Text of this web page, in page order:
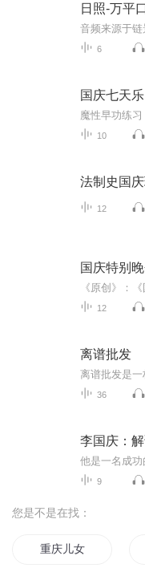
日照-万平
6
国庆七天乐
魔性早功练习
10
法制史国
12
国庆特别
12
离谱批发
36
李国庆：
9
您是不是在找：
重庆儿女